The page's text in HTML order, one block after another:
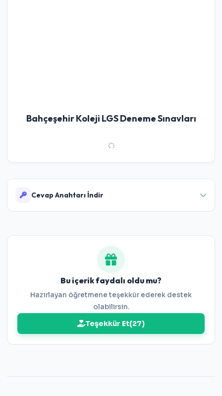
Bahçeşehir Koleji LGS Deneme Sınavları
Cevap Anahtarı İndir
Bu içerik faydalı oldu mu?
Hazırlayan öğretmene teşekkür ederek destek
olabilirsin.
Teşekkür Et(27)